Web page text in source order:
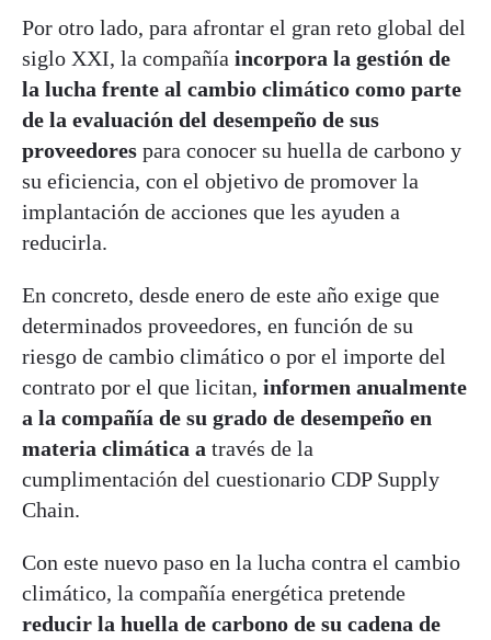
Por otro lado, para afrontar el gran reto global del
siglo XXI, la compañía incorpora la gestión de
la lucha frente al cambio climático como parte
de la evaluación del desempeño de sus
proveedores para conocer su huella de carbono y
su eficiencia, con el objetivo de promover la
implantación de acciones que les ayuden a
reducirla.
En concreto, desde enero de este año exige que
determinados proveedores, en función de su
riesgo de cambio climático o por el importe del
contrato por el que licitan, informen anualmente
a la compañía de su grado de desempeño en
materia climática a través de la
cumplimentación del cuestionario CDP Supply
Chain.
Con este nuevo paso en la lucha contra el cambio
climático, la compañía energética pretende
reducir la huella de carbono de su cadena de